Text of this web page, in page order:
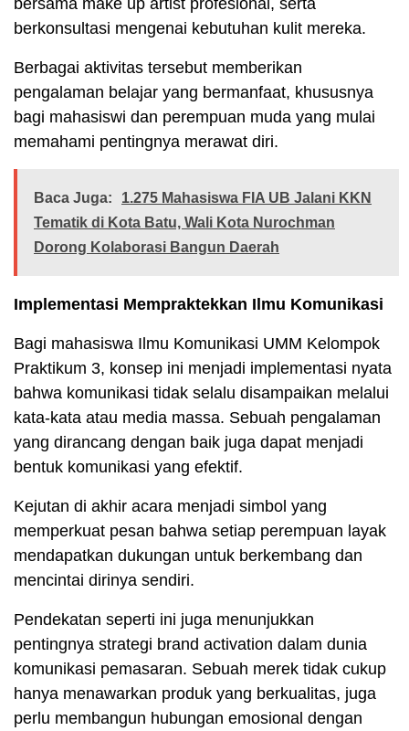
bersama make up artist profesional, serta
berkonsultasi mengenai kebutuhan kulit mereka.
Berbagai aktivitas tersebut memberikan
pengalaman belajar yang bermanfaat, khususnya
bagi mahasiswi dan perempuan muda yang mulai
memahami pentingnya merawat diri.
Baca Juga:
1.275 Mahasiswa FIA UB Jalani KKN
Tematik di Kota Batu, Wali Kota Nurochman
Dorong Kolaborasi Bangun Daerah
Implementasi Mempraktekkan Ilmu Komunikasi
Bagi mahasiswa Ilmu Komunikasi UMM Kelompok
Praktikum 3, konsep ini menjadi implementasi nyata
bahwa komunikasi tidak selalu disampaikan melalui
kata-kata atau media massa. Sebuah pengalaman
yang dirancang dengan baik juga dapat menjadi
bentuk komunikasi yang efektif.
Kejutan di akhir acara menjadi simbol yang
memperkuat pesan bahwa setiap perempuan layak
mendapatkan dukungan untuk berkembang dan
mencintai dirinya sendiri.
Pendekatan seperti ini juga menunjukkan
pentingnya strategi brand activation dalam dunia
komunikasi pemasaran. Sebuah merek tidak cukup
hanya menawarkan produk yang berkualitas, juga
perlu membangun hubungan emosional dengan